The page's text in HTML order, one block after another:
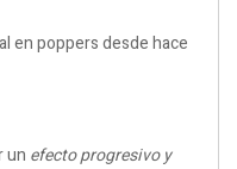
en poppers desde hace
un efecto progresivo y